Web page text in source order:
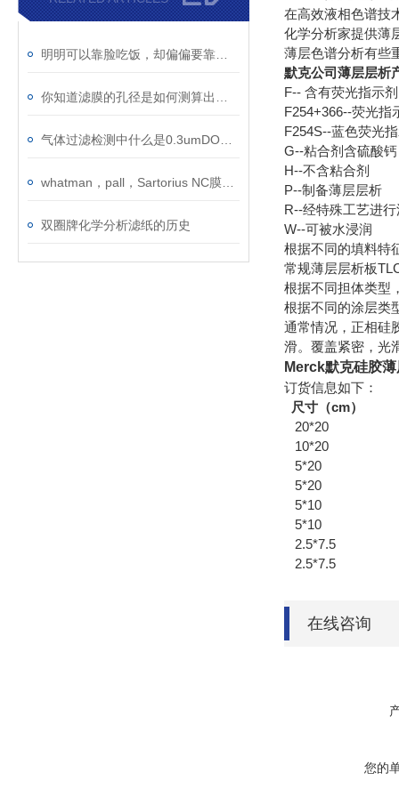
双圈牌化学分析滤纸的历史
在高效液相色谱技
化学分析家提供薄
薄层色谱分析有些
默克公司薄层层析
F-- 含有荧光指示剂
F254+366--荧光指
F254S--蓝色荧光
G--粘合剂含硫酸钙
H--不含粘合剂
P--制备薄层层析
R--经特殊工艺进
W--可被水浸润
根据不同的填料特
常规薄层层析板
根据不同担体类型
根据不同的涂层类
通常情况，正相硅
滑。覆盖紧密，光
Merck默克硅胶
订货信息如下：
尺寸（
20*20
10*20
5*20
5*20 25
5*10
5*10 25
2.5*7.5
2.5*7.5
在线咨询
您的